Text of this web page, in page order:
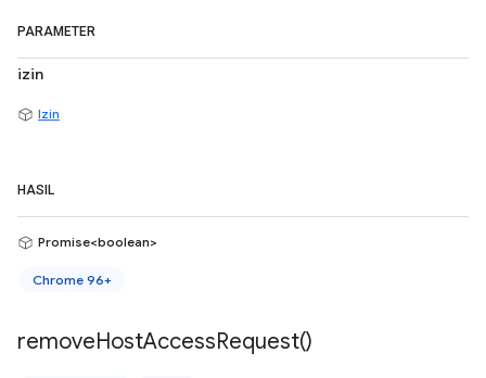
PARAMETER
izin
Izin
HASIL
Promise<boolean>
Chrome 96+
removeHostAccessRequest()